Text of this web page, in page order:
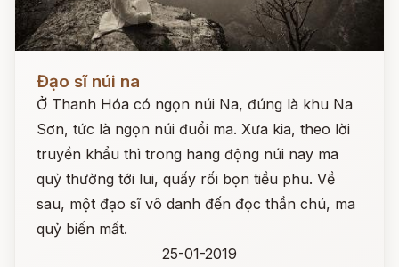
Đạo sĩ núi na
Ở Thanh Hóa có ngọn núi Na, đúng là khu Na
Sơn, tức là ngọn núi đuổi ma. Xưa kia, theo lời
truyền khẩu thì trong hang động núi nay ma
quỷ thường tới lui, quấy rối bọn tiều phu. Về
sau, một đạo sĩ vô danh đến đọc thần chú, ma
quỷ biến mất.
25-01-2019